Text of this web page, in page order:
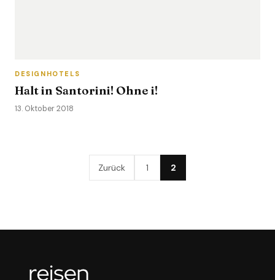
DESIGNHOTELS
Halt in Santorini! Ohne i!
13. Oktober 2018
Zurück 1 2